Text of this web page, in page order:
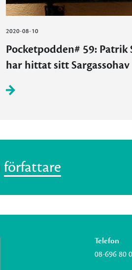
2020-08-10
Pocketpodden# 59: Patrik
har hittat sitt Sargassohav
författare
Telefon
08-696 80